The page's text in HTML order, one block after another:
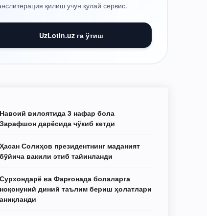
қилиш учун қулай сервис.
UzLotin.uz га ўтиш
Навоий вилоятида 3 нафар бола
Зарафшон дарёсида чўкиб кетди
Ҳасан Солиҳов президентнинг маданият
бўйича вакили этиб тайинланди
Сурхондарё ва Фарғонада болаларга
ноқонуний диний таълим бериш ҳолатлари
аниқланди